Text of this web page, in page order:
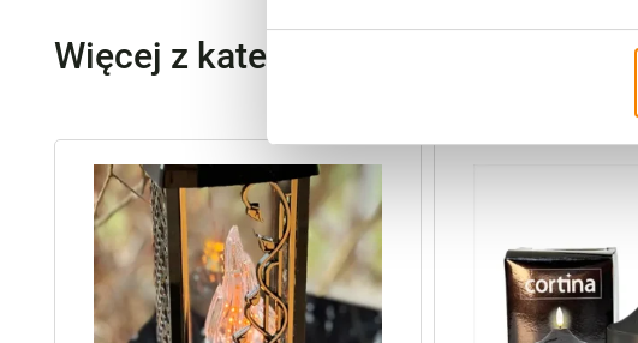
Więcej z kategorii Wkłady do zniczy